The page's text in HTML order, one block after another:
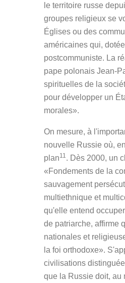
le territoire russe
groupes religieux se
Églises ou des
américaines qui,
postcommuniste. La
pape polonais Jean-
spirituelles de la
pour développer un
morales».
On mesure, à
nouvelle Russie où,
plan11. Dès 2000, un
«Fondements de la
sauvagement
multiethnique et
qu'elle entend
de patriarche, affirme
nationales et
la foi orthodoxe».
civilisations
que la Russie doit, au